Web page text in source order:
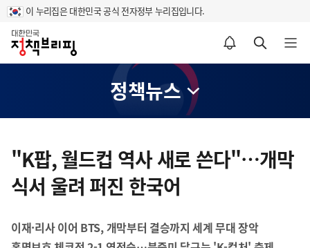
이 누리집은 대한민국 공식 전자정부 누리집입니다.
홈
알림설정 바로가기 검색 바로가기 메뉴 열기
정책뉴스
텐
영
"K팝, 월드컵 역사 새로 쓴다"…개막
식서 울려 퍼진 한국어
이재·리사 이어 BTS, 개막부터 결승까지 세계 무대 장악